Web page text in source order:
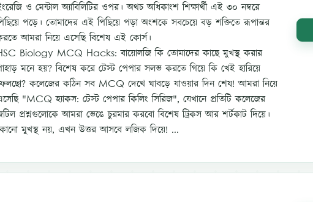
ও মেন্টাল অ্যাবিলিটির ওপর। অথচ অধিকাংশ শিক্ষার্থী এই ৩০ নম্বরে
পড়ে। তোমাদের এই পিছিয়ে পড়া অংশকে সবচেয়ে বড় শক্তিতে রূপান্তর
আমরা নিয়ে এসেছি বিশেষ এই কোর্স।
Biology MCQ Hacks: বায়োলজি কি তোমাদের কাছে মুখস্থ করার
মনে হয়? বিশেষ করে টেস্ট পেপার সলভ করতে গিয়ে কি খেই হারিয়ে
কলেজের কঠিন সব MCQ দেখে ঘাবড়ে যাওয়ার দিন শেষ! আমরা নিয়ে
"MCQ হ্যাকস: টেস্ট পেপার কিলিং সিরিজ", যেখানে প্রতিটি কলেজের
প্রশ্নগুলোকে আমরা ভেঙে চুরমার করবো বিশেষ ট্রিকস আর শর্টকাট দিয়ে।
মুখস্থ নয়, এখন উত্তর আসবে লজিক দিয়ে! ...